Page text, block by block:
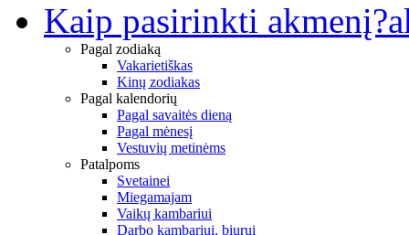
Kaip pasirinkti akmenį?
Pagal zodiaką
Vakarietiškas
Kinų zodiakas
Pagal kalendorių
Pagal savaitės dieną
Pagal mėnesį
Vestuvių metinėms
Patalpoms
Svetainei
Miegamajam
Vaikų kambariui
Darbo kambariui, biurui